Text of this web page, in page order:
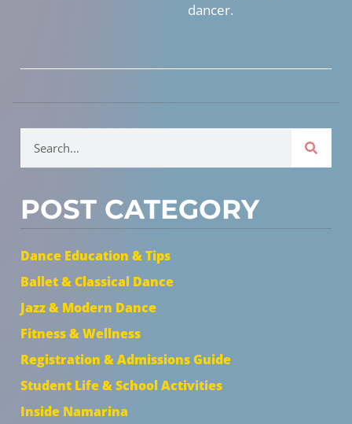
dancer.
POST CATEGORY
Dance Education & Tips
Ballet & Classical Dance
Jazz & Modern Dance
Fitness & Wellness
Registration & Admissions Guide
Student Life & School Activities
Inside Namarina